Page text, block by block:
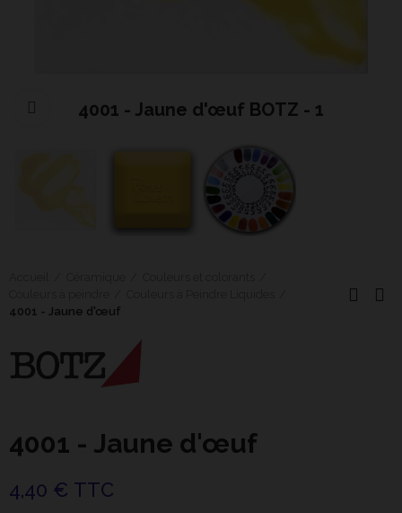
4001 - Jaune d'œuf BOTZ - 1
Cliquer pour agrandir
4001 - Jaune d'œuf
4001 - Jaune d'œuf
4,40 € TTC